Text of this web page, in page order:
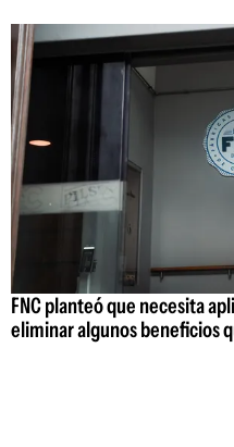
FNC planteó que necesita
eliminar algunos beneficios